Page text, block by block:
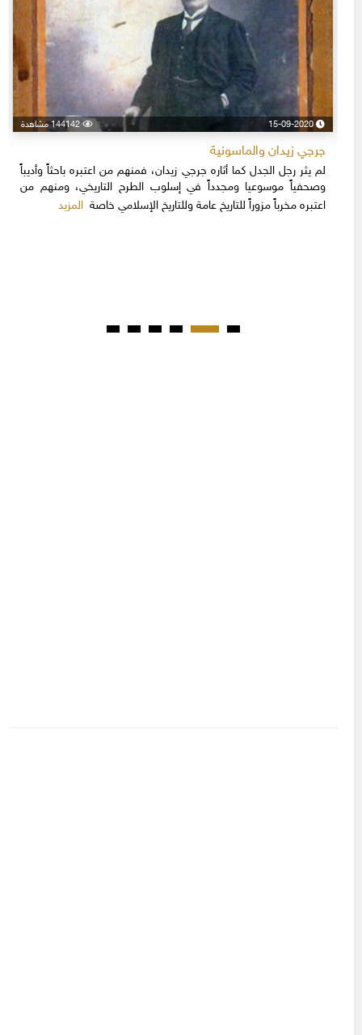
15-09-2020 144142 مشاهدة
جرجي زيدان والماسونية
لم يثر رجل الجدل كما أثاره جرجي زيدان، فمنهم من اعتبره باحثاً وأديباً
وصحفياً موسوعيا ومجدداً في إسلوب الطرح التاريخي، ومنهم من
اعتبره مخرباً مزوراً للتاريخ عامة وللتاريخ الإسلامي خاصةالمزيد